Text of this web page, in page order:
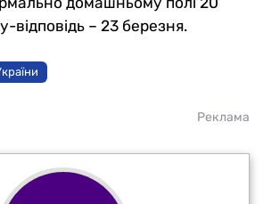
відповідь – 23 березня.
Реклама